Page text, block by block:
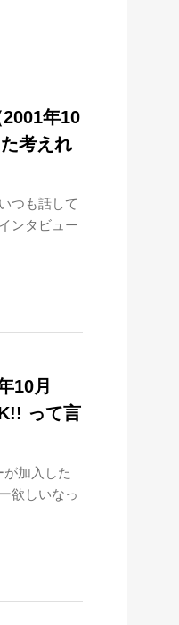
年10
考えれ
つも話して
ンタビュー
10月
って言
加入した
欲しいなっ